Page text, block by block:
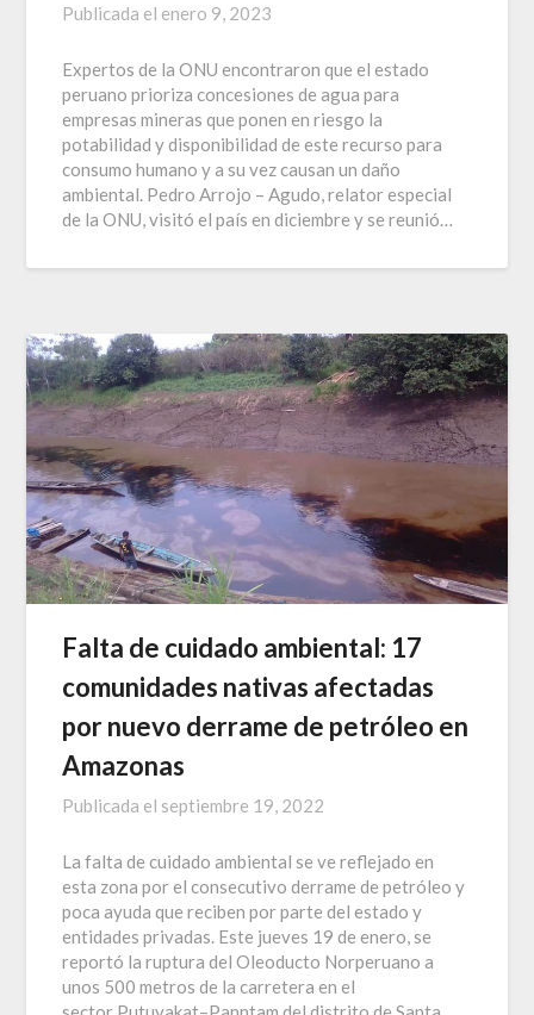
Publicada el enero 9, 2023
Expertos de la ONU encontraron que el estado
peruano prioriza concesiones de agua para
empresas mineras que ponen en riesgo la
potabilidad y disponibilidad de este recurso para
consumo humano y a su vez causan un daño
ambiental. Pedro Arrojo – Agudo, relator especial
de la ONU, visitó el país en diciembre y se reunió…
Falta de cuidado ambiental: 17
comunidades nativas afectadas
por nuevo derrame de petróleo en
Amazonas
Publicada el septiembre 19, 2022
La falta de cuidado ambiental se ve reflejado en
esta zona por el consecutivo derrame de petróleo y
poca ayuda que reciben por parte del estado y
entidades privadas. Este jueves 19 de enero, se
reportó la ruptura del Oleoducto Norperuano a
unos 500 metros de la carretera en el